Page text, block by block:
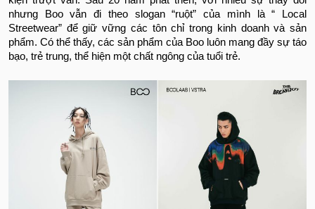
nhưng Boo vẫn đi theo slogan “ruột” của mình là “ Local
Streetwear” để giữ vững các tôn chỉ trong kinh doanh và sản
phẩm. Có thể thấy, các sản phẩm của Boo luôn mang đầy sự táo
bạo, trẻ trung, thể hiện một chất ngông của tuổi trẻ.